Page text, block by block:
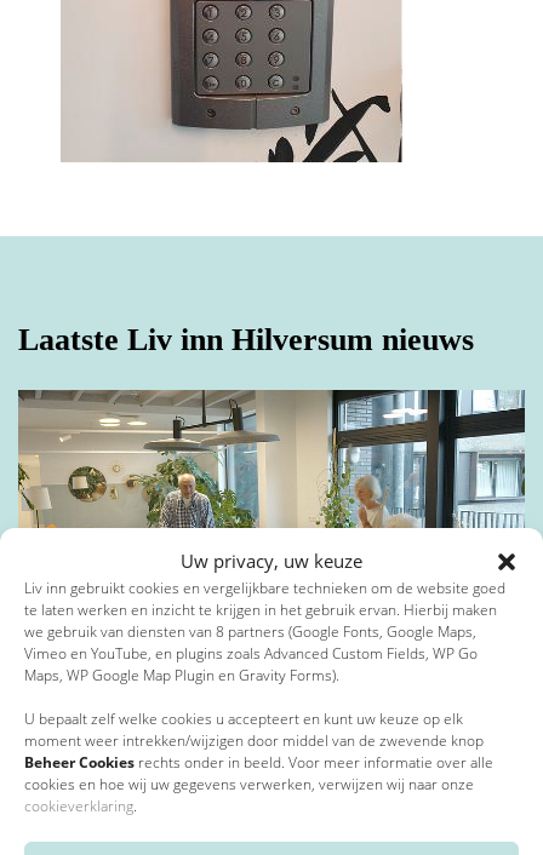
Uw privacy, uw keuze
Liv inn gebruikt cookies en vergelijkbare technieken om de website goed
te laten werken en inzicht te krijgen in het gebruik ervan. Hierbij maken
we gebruik van diensten van 8 partners (Google Fonts, Google Maps,
Vimeo en YouTube, en plugins zoals Advanced Custom Fields, WP Go
Maps, WP Google Map Plugin en Gravity Forms).
U bepaalt zelf welke cookies u accepteert en kunt uw keuze op elk
moment weer intrekken/wijzigen door middel van de zwevende knop
Beheer Cookies rechts onder in beeld. Voor meer informatie over alle
cookies en hoe wij uw gegevens verwerken, verwijzen wij naar onze
cookieverklaring.
Privacybeleid*
Plaats*
E-mailadres *
Telefoonnummer
Door mijn rekeningnummer in te vullen geef ik toestemming voor
Laatste Liv inn Hilversum nieuws
31 mei 2023
1Vandaag besteedt aandacht aan Liv inn